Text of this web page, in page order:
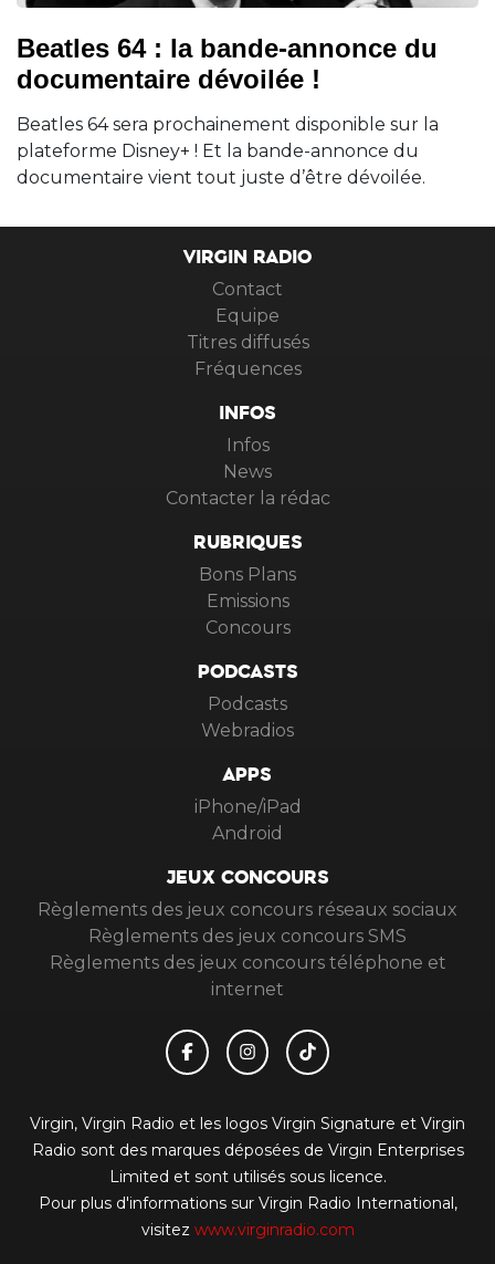
Beatles 64 : la bande-annonce du
documentaire dévoilée !
Beatles 64 sera prochainement disponible sur la
plateforme Disney+ ! Et la bande-annonce du
documentaire vient tout juste d’être dévoilée.
VIRGIN RADIO
Contact
Equipe
Titres diffusés
Fréquences
INFOS
Infos
News
Contacter la rédac
RUBRIQUES
Bons Plans
Emissions
Concours
PODCASTS
Podcasts
Webradios
APPS
iPhone/iPad
Android
JEUX CONCOURS
Règlements des jeux concours réseaux sociaux
Règlements des jeux concours SMS
Règlements des jeux concours téléphone et
internet
Virgin, Virgin Radio et les logos Virgin Signature et Virgin
Radio sont des marques déposées de Virgin Enterprises
Limited et sont utilisés sous licence.
Pour plus d'informations sur Virgin Radio International,
visitez www.virginradio.com